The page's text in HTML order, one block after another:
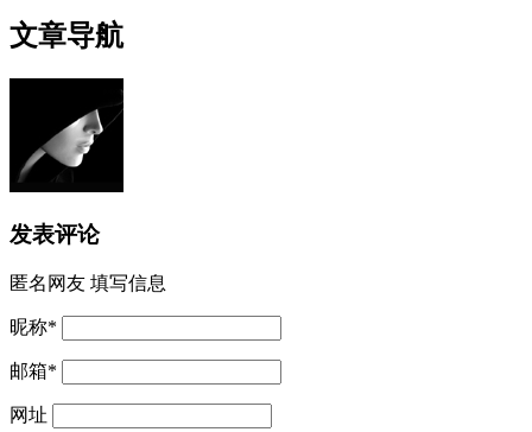
文章导航
发表评论
匿名网友 填写信息
昵称*
邮箱*
网址